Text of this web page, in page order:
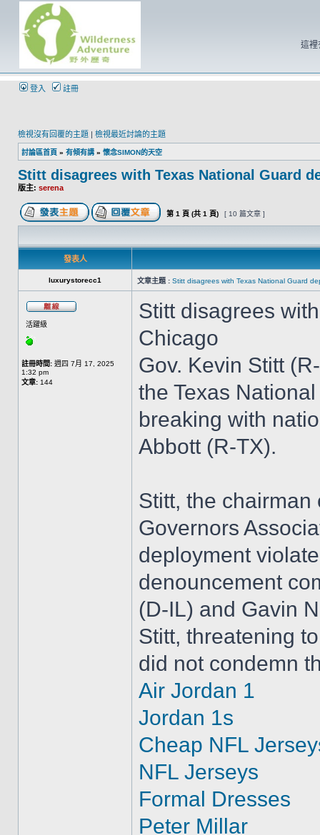
這裡
登入 註冊
檢視沒有回覆的主題 | 檢視最近討論的主題
討論區首頁 » 有傾有講 » 懷念SIMON的天空
Stitt disagrees with Texas National Guard
版主: serena
第 1 頁 (共 1 頁) [ 10 篇文章 ]
發表人
luxurystorecc1 文章主題 : Stitt disagrees with Texas National Guard
活躍級
註冊時間: 週四 7月 17, 2025
1:32 pm
文章: 144
Stitt disagrees
Chicago
Gov. Kevin Stitt
the Texas
breaking with
Abbott (R-TX).
Stitt, the
Governors
deployment
denouncement
(D-IL) and Gavin
Stitt, threatening
did not condemn
Air Jordan 1
Jordan 1s
Cheap NFL
NFL Jerseys
Formal Dresses
Peter Millar